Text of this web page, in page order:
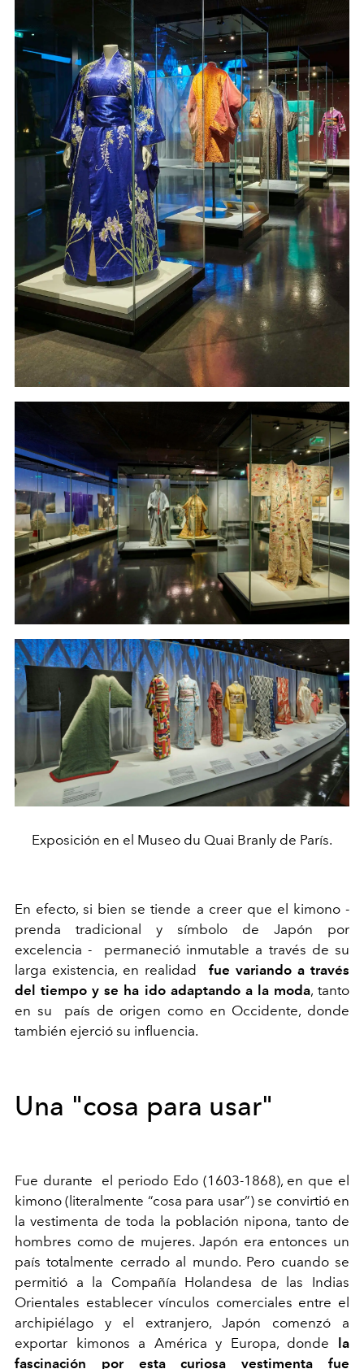
Exposición en el Museo du Quai Branly de París.
En efecto, si bien se tiende a creer que el kimono -
prenda tradicional y símbolo de Japón por
excelencia - permaneció inmutable a través de su
larga existencia, en realidad fue variando a través
del tiempo y se ha ido adaptando a la moda, tanto
en su país de origen como en Occidente, donde
también ejerció su influencia.
Una "cosa para usar"
Fue durante el periodo Edo (1603-1868), en que el
kimono (literalmente “cosa para usar”) se convirtió en
la vestimenta de toda la población nipona, tanto de
hombres como de mujeres. Japón era entonces un
país totalmente cerrado al mundo. Pero cuando se
permitió a la Compañía Holandesa de las Indias
Orientales establecer vínculos comerciales entre el
archipiélago y el extranjero, Japón comenzó a
exportar kimonos a América y Europa, donde la
fascinación por esta curiosa vestimenta fue